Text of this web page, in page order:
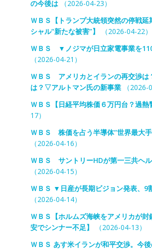
の今後は（2026-04-23）
ＷＢＳ【トランプ大統領突然の停戦
シャル“新たな被害”】
（2026-04-22）
ＷＢＳ ▼ノジマが日立家電事業を
（2026-04-21）
ＷＢＳ アメリカとイランの再交渉は
は？▽アルトマン氏の新事業（2026-
ＷＢＳ【日経平均株価６万円台？過熱
17）
ＷＢＳ 株価を占う半導体“世界最大
（2026-04-16）
ＷＢＳ サントリーHDが第一三共ヘ
（2026-04-15）
ＷＢＳ ▼日産が長期ビジョン発表、9
（2026-04-14）
ＷＢＳ【ホルムズ海峡をアメリカが
安でシンナー不足】
（2026-04-13）
ＷＢＳ あす米イランが和平交渉。今